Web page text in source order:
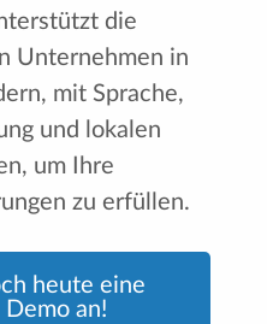
die
Unternehmen in
mit Sprache,
und lokalen
um Ihre
zu erfüllen.
heute eine
Demo an!